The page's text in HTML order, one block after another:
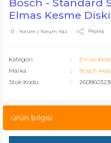
Bosch - Standard
Elmas Kesme
0 - Yorum | Yorum Yaz Paylaş
Kategori
Elmas
Marka
Bosch
Stok Kodu
ürün bilgisi